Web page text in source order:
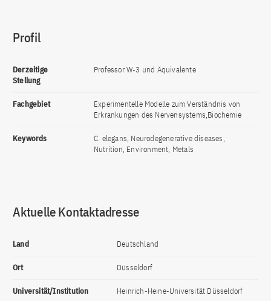
Profil
Derzeitige
Stellung
Professor W-3 und Äquivalente
Fachgebiet
Experimentelle Modelle zum Verständnis von
Erkrankungen des Nervensystems,Biochemie
Keywords
C. elegans, Neurodegenerative diseases,
Nutrition, Environment, Metals
Aktuelle Kontaktadresse
Land Deutschland
Ort Düsseldorf
Universität/Institution Heinrich-Heine-Universität Düsseldorf